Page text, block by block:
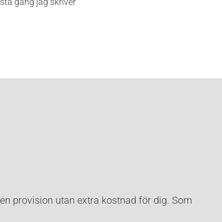
provision utan extra kostnad för dig. Som